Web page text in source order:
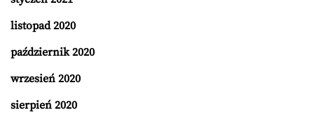
listopad 2020
październik 2020
wrzesień 2020
sierpień 2020